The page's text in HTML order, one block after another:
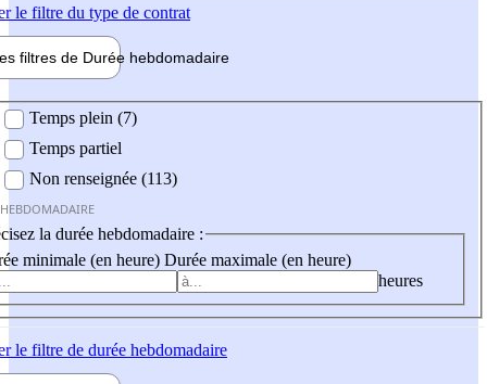
le filtre du type de contrat
filtres de Durée hebdomadaire
Temps plein (7)
Temps partiel
Non renseignée (113)
la durée hebdomadaire :
minimale (en heure) Durée maximale (en heure)
heures
le filtre de durée hebdomadaire